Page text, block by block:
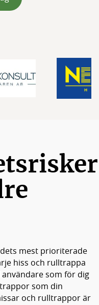
mest prioriterade
hiss och rulltrappa
användare som för dig
som din
och rulltrappor är